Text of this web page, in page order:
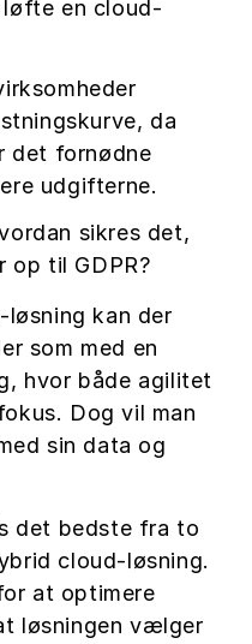
en cloud-
da
det fornødne
udgifterne.
sikres det,
op til GDPR?
løsning kan der
som med en
hvor både agilitet
Dog vil man
sin data og
det bedste fra to
cloud-løsning.
at optimere
løsningen vælger